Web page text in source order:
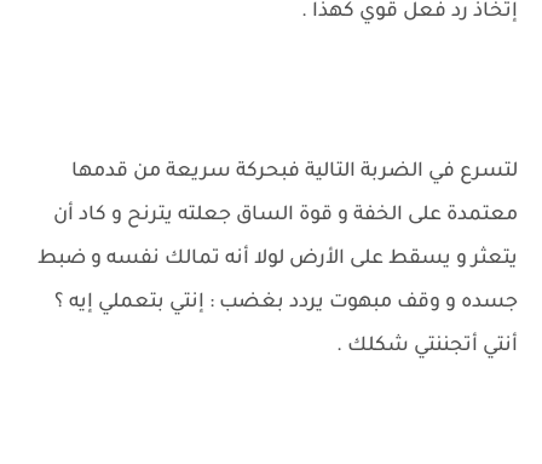
إتخاذ رد فعل قوي كهذا .
لتسرع في الضربة التالية فبحركة سريعة من قدمها
معتمدة على الخفة و قوة الساق جعلته يترنح و كاد أن
يتعثر و يسقط على الأرض لولا أنه تمالك نفسه و ضبط
جسده و وقف مبهوت يردد بغضب : إنتي بتعملي إيه ؟
أنتي أتجننتي شكلك .